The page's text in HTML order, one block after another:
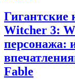
Гигантские
Witcher 3:
персонажа:
Fable